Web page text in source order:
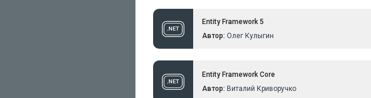
Entity Framework 5
Автор: Олег Кулыгин
Entity Framework Core
Автор: Виталий Криворучко